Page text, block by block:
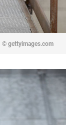
© gettyimages.com